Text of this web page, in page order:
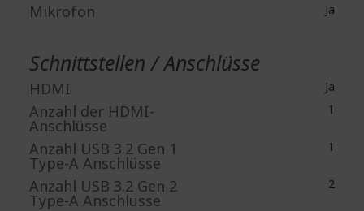
Mikrofon Ja
Schnittstellen / Anschlüsse
HDMI Ja
Anzahl der HDMI-
Anschlüsse
1
Anzahl USB 3.2 Gen 1
Type-A Anschlüsse
1
Anzahl USB 3.2 Gen 2
Type-A Anschlüsse
2